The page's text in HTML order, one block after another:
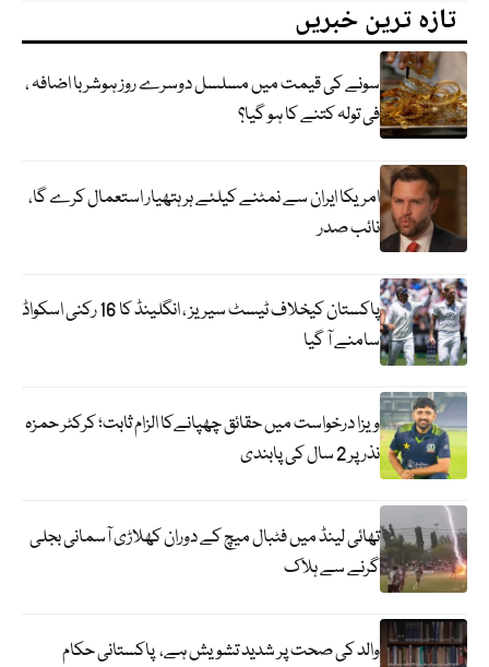
تازہ ترین خبریں
سونے کی قیمت میں مسلسل دوسرے روز ہوشربا اضافہ ،
فی تولہ کتنے کا ہو گیا؟
امریکا ایران سے نمٹنے کیلئے ہر ہتھیار استعمال کرے گا،
نائب صدر
پاکستان کیخلاف ٹیسٹ سیریز ، انگلینڈ کا 16 رکنی اسکواڈ
سامنے آ گیا
ویزا درخواست میں حقائق چھپانےکا الزام ثابت؛ کرکٹر حمزہ
نذر پر 2 سال کی پابندی
تھائی لینڈ میں فٹبال میچ کے دوران کھلاڑی آسمانی بجلی
گرنے سے ہلاک
والد کی صحت پر شدید تشویش ہے، پاکستانی حکام